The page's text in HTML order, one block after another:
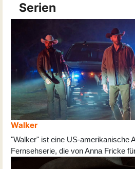
Serien
Walker
"Walker" ist eine US-amerikanische
Fernsehserie, die von Anna Fricke